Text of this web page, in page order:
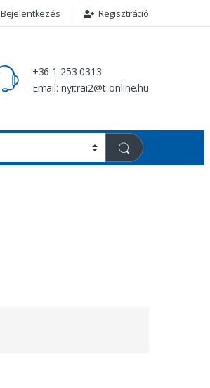
Bejelentkezés Regisztráció
+36 1 253 0313
Email: nyitrai2@t-online.hu